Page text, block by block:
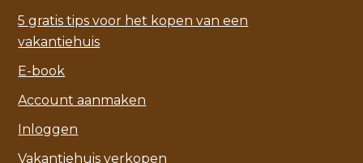
5 gratis tips voor het kopen van een
vakantiehuis
E-book
Account aanmaken
Inloggen
Vakantiehuis verkopen